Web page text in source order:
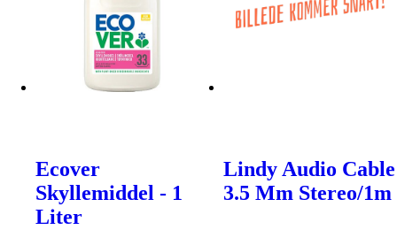
Ecover
Skyllemiddel - 1
Liter
Lindy Audio Cable
3.5 Mm Stereo/1m